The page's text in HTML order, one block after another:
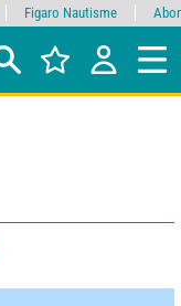
Figaro Nautisme